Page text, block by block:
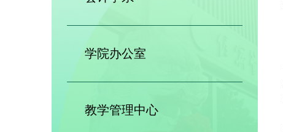
学院办公室
教学管理中心